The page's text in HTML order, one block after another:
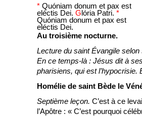
* Quóniam donum et pax est
eléctis Dei. Glória Patri. *
Quóniam donum et pax est
eléctis Dei.
Au troisième nocturne.
Lecture du saint Évangile selon
En ce temps-là : Jésus dit à
pharisiens, qui est l’hypocrisie.
Homélie de saint Bède le
Septième leçon. C’est à ce
l’Apôtre : « C’est pourquoi